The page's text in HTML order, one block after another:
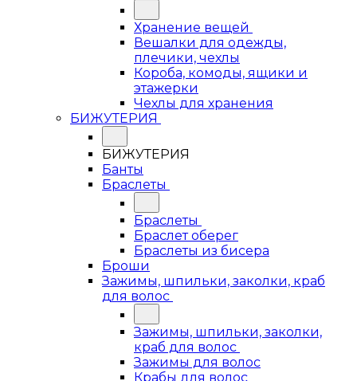
Хранение вещей
Вешалки для одежды,
плечики, чехлы
Короба, комоды, ящики и
этажерки
Чехлы для хранения
БИЖУТЕРИЯ
БИЖУТЕРИЯ
Банты
Браслеты
Браслеты
Браслет оберег
Браслеты из бисера
Броши
Зажимы, шпильки, заколки, краб
для волос
Зажимы, шпильки, заколки,
краб для волос
Зажимы для волос
Крабы для волос